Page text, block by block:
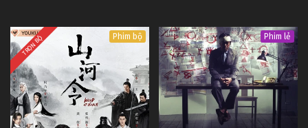
TRỌN BỘ Phim bộ Phim lẻ